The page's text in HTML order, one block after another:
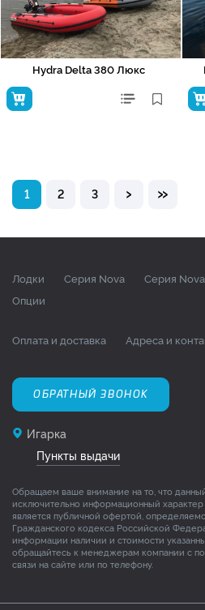
Hydra Delta 380 Люкс
1 2 3 › »
Лодки Серия Nova Серия
Опции
Оплата и доставка Адреса и
ОБРАТНЫЙ ЗВОНОК
Игарка
Пункты выдачи
Обращаем ваше внимание на то, что
исключительно информационный
является публичной офертой,
Гражданского кодекса Российской
информации наличии и стоимости
обращайтесь к менеджерам компании с
связи на сайте или по телефону.